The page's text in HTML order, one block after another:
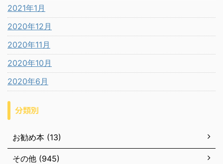
2021年1月
2020年12月
2020年11月
2020年10月
2020年6月
分類別
お勧め本 (13)
その他 (945)